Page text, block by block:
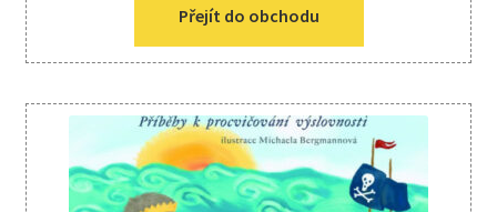
Přejít do obchodu